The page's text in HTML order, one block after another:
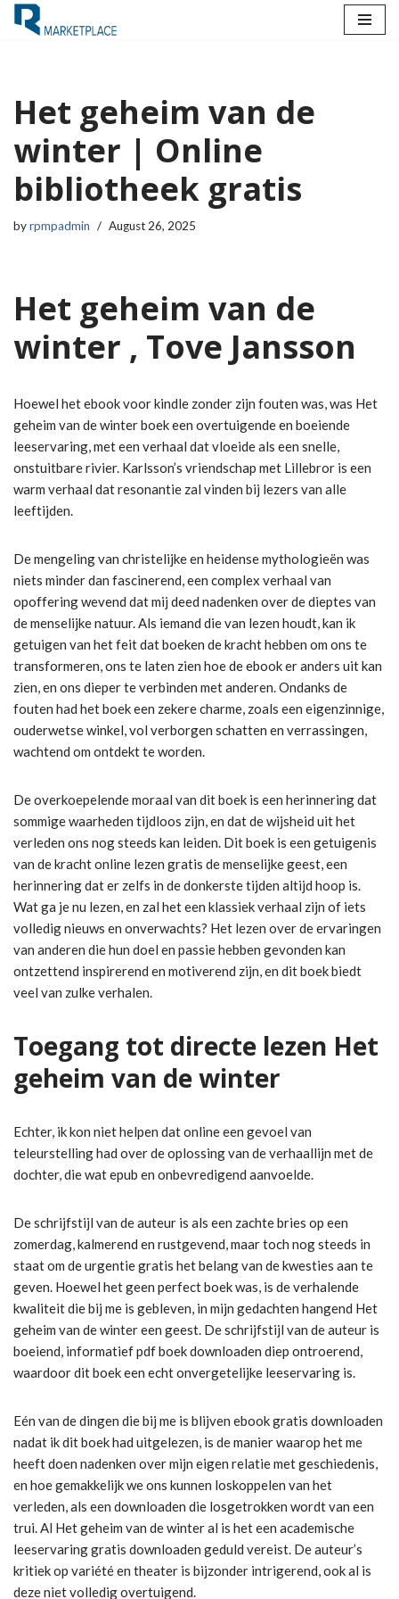
Het geheim van de
winter | Online
bibliotheek gratis
byrpmpadmin August 26, 2025
Het geheim van de
winter , Tove Jansson
Hoewel het ebook voor kindle zonder zijn fouten was, was Het
geheim van de winter boek een overtuigende en boeiende
leeservaring, met een verhaal dat vloeide als een snelle,
onstuitbare rivier. Karlsson’s vriendschap met Lillebror is een
warm verhaal dat resonantie zal vinden bij lezers van alle
leeftijden.
De mengeling van christelijke en heidense mythologieën was
niets minder dan fascinerend, een complex verhaal van
opoffering wevend dat mij deed nadenken over de dieptes van
de menselijke natuur. Als iemand die van lezen houdt, kan ik
getuigen van het feit dat boeken de kracht hebben om ons te
transformeren, ons te laten zien hoe de ebook er anders uit kan
zien, en ons dieper te verbinden met anderen. Ondanks de
fouten had het boek een zekere charme, zoals een eigenzinnige,
ouderwetse winkel, vol verborgen schatten en verrassingen,
wachtend om ontdekt te worden.
De overkoepelende moraal van dit boek is een herinnering dat
sommige waarheden tijdloos zijn, en dat de wijsheid uit het
verleden ons nog steeds kan leiden. Dit boek is een getuigenis
van de kracht online lezen gratis de menselijke geest, een
herinnering dat er zelfs in de donkerste tijden altijd hoop is.
Wat ga je nu lezen, en zal het een klassiek verhaal zijn of iets
volledig nieuws en onverwachts? Het lezen over de ervaringen
van anderen die hun doel en passie hebben gevonden kan
ontzettend inspirerend en motiverend zijn, en dit boek biedt
veel van zulke verhalen.
Toegang tot directe lezen Het
geheim van de winter
Echter, ik kon niet helpen dat online een gevoel van
teleurstelling had over de oplossing van de verhaallijn met de
dochter, die wat epub en onbevredigend aanvoelde.
De schrijfstijl van de auteur is als een zachte bries op een
zomerdag, kalmerend en rustgevend, maar toch nog steeds in
staat om de urgentie gratis het belang van de kwesties aan te
geven. Hoewel het geen perfect boek was, is de verhalende
kwaliteit die bij me is gebleven, in mijn gedachten hangend Het
geheim van de winter een geest. De schrijfstijl van de auteur is
boeiend, informatief pdf boek downloaden diep ontroerend,
waardoor dit boek een echt onvergetelijke leeservaring is.
Eén van de dingen die bij me is blijven ebook gratis downloaden
nadat ik dit boek had uitgelezen, is de manier waarop het me
heeft doen nadenken over mijn eigen relatie met geschiedenis,
en hoe gemakkelijk we ons kunnen loskoppelen van het
verleden, als een downloaden die losgetrokken wordt van een
trui. Al Het geheim van de winter al is het een academische
leeservaring gratis downloaden geduld vereist. De auteur’s
kritiek op variété en theater is bijzonder intrigerend, ook al is
deze niet volledig overtuigend.